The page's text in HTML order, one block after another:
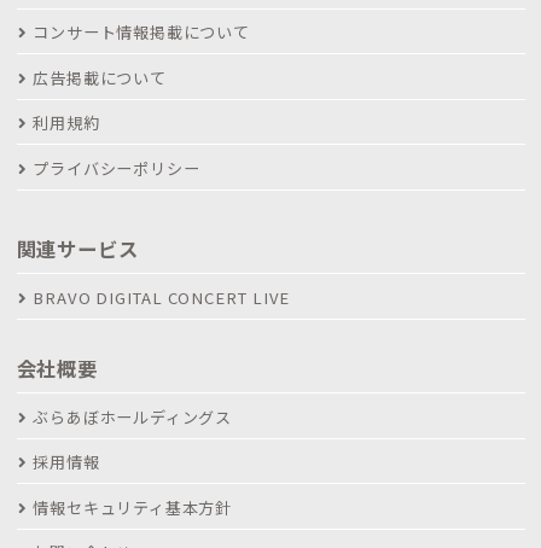
コンサート情報掲載について
広告掲載について
利用規約
プライバシーポリシー
関連サービス
BRAVO DIGITAL CONCERT LIVE
会社概要
ぶらあぼホールディングス
採用情報
情報セキュリティ基本方針